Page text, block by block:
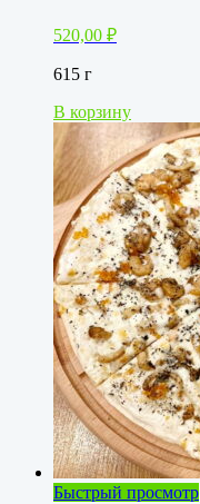
520,00 ₽
615 г
В корзину
Быстрый просмотр